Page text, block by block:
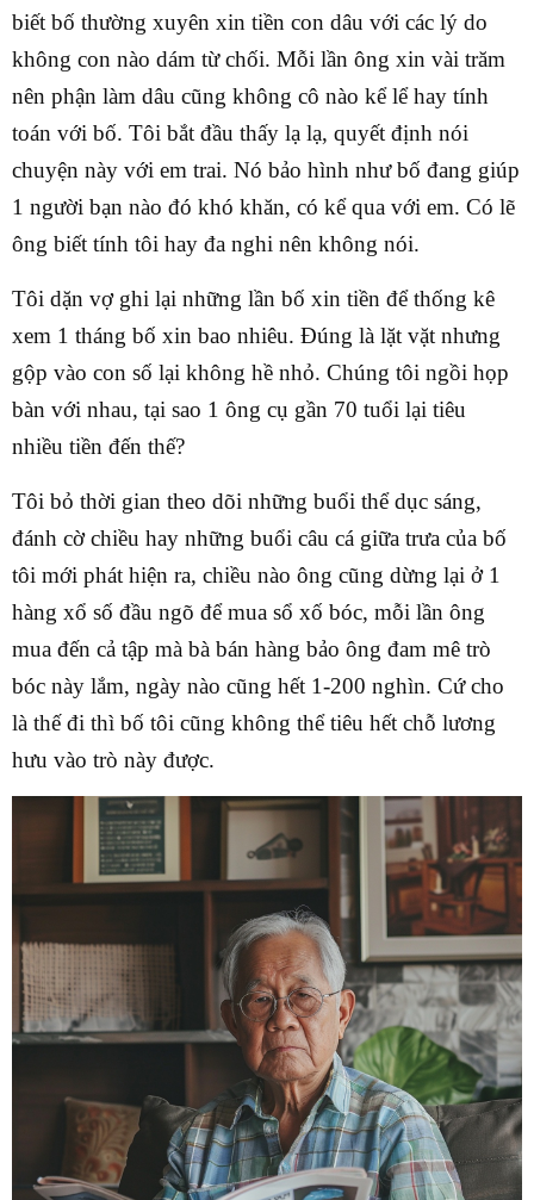
biết bố thường xuyên xin tiền con dâu với các lý do
không con nào dám từ chối. Mỗi lần ông xin vài trăm
nên phận làm dâu cũng không cô nào kể lể hay tính
toán với bố. Tôi bắt đầu thấy lạ lạ, quyết định nói
chuyện này với em trai. Nó bảo hình như bố đang giúp
1 người bạn nào đó khó khăn, có kể qua với em. Có lẽ
ông biết tính tôi hay đa nghi nên không nói.
Tôi dặn vợ ghi lại những lần bố xin tiền để thống kê
xem 1 tháng bố xin bao nhiêu. Đúng là lặt vặt nhưng
gộp vào con số lại không hề nhỏ. Chúng tôi ngồi họp
bàn với nhau, tại sao 1 ông cụ gần 70 tuổi lại tiêu
nhiều tiền đến thế?
Tôi bỏ thời gian theo dõi những buổi thể dục sáng,
đánh cờ chiều hay những buổi câu cá giữa trưa của bố
tôi mới phát hiện ra, chiều nào ông cũng dừng lại ở 1
hàng xổ số đầu ngõ để mua sổ xố bóc, mỗi lần ông
mua đến cả tập mà bà bán hàng bảo ông đam mê trò
bóc này lắm, ngày nào cũng hết 1-200 nghìn. Cứ cho
là thế đi thì bố tôi cũng không thể tiêu hết chỗ lương
hưu vào trò này được.